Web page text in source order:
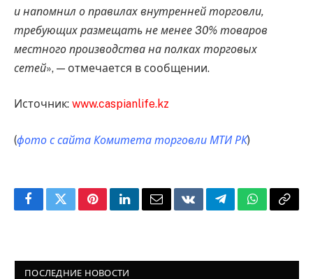
и напомнил о правилах внутренней торговли,
требующих размещать не менее 30% товаров
местного производства на полках торговых
сетей», — отмечается в сообщении.
Источник: www.caspianlife.kz
(фото с сайта Комитета торговли МТИ РК)
FacebookTwitterPinterestLinkedInEmailVKontakteTelegramWhatsApp
Copy
ПОСЛЕДНИЕ НОВОСТИ